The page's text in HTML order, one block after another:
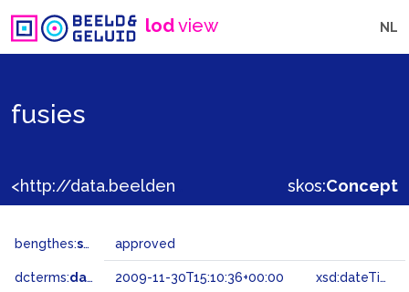
lodview NL
fusies
skos:Concept
bengthes:status approved
dcterms:dateAccepted 2009-11-30T15:10:36+00:00 xsd:dateTime